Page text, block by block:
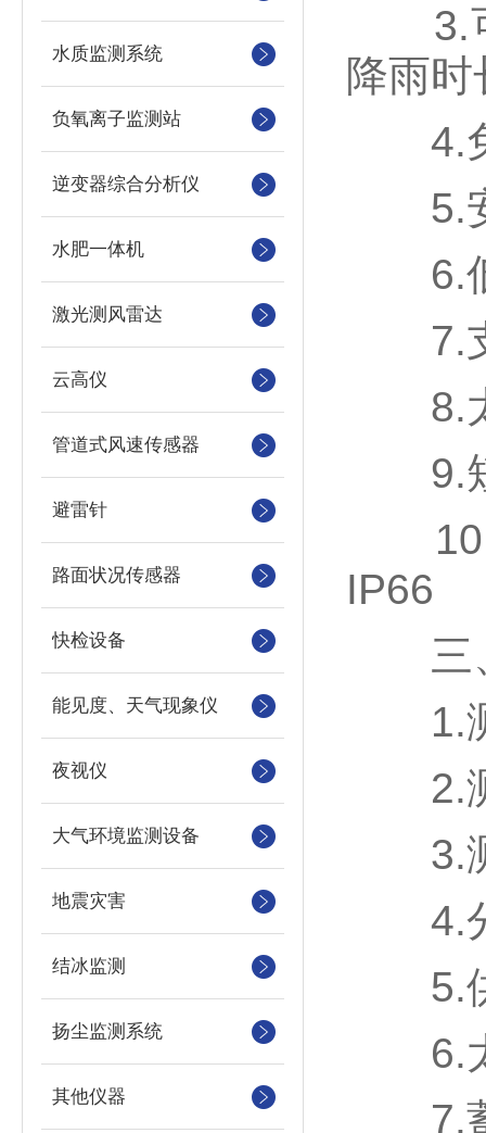
水质监测系统
负氧离子监测站
逆变器综合分析仪
水肥一体机
激光测风雷达
云高仪
管道式风速传感器
避雷针
路面状况传感器
快检设备
能见度、天气现象仪
夜视仪
大气环境监测设备
地震灾害
结冰监测
扬尘监测系统
其他仪器
3.可
降雨
4.免
5.安
6.低
7.支
8.太
9.短
10.
IP66
三、
1.测
2.测
3.测
4.分
5.供
6.太
7.蓄